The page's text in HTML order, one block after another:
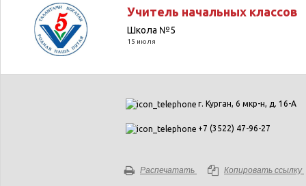
Учитель начальных классов
Школа №5
15 июля
г. Курган, 6 мкр-н, д. 16-А
+7 (3522) 47-96-27
Распечатать Копировать ссылку